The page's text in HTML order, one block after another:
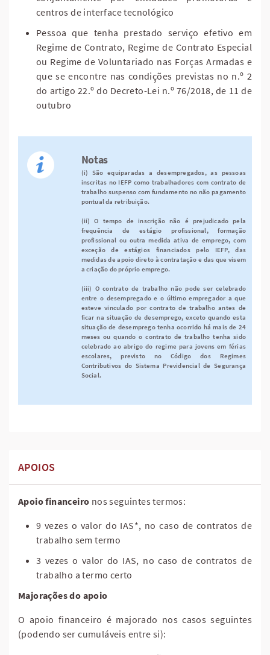
centros de interface tecnológico
Pessoa que tenha prestado serviço efetivo em
Regime de Contrato, Regime de Contrato Especial
ou Regime de Voluntariado nas Forças Armadas e
que se encontre nas condições previstas no n.º 2
do artigo 22.º do Decreto-Lei n.º 76/2018, de 11 de
outubro
Notas
(i) São equiparadas a desempregados, as pessoas
inscritas no IEFP como trabalhadores com contrato de
trabalho suspenso com fundamento no não pagamento
pontual da retribuição.
(ii) O tempo de inscrição não é prejudicado pela
frequência de estágio profissional, formação
profissional ou outra medida ativa de emprego, com
exceção de estágios financiados pelo IEFP, das
medidas de apoio direto à contratação e das que visem
a criação do próprio emprego.
(iii) O contrato de trabalho não pode ser celebrado
entre o desempregado e o último empregador a que
esteve vinculado por contrato de trabalho antes de
ficar na situação de desemprego, exceto quando esta
situação de desemprego tenha ocorrido há mais de 24
meses ou quando o contrato de trabalho tenha sido
celebrado ao abrigo do regime para jovens em férias
escolares, previsto no Código dos Regimes
Contributivos do Sistema Previdencial de Segurança
Social.
APOIOS
Apoio financeiro nos seguintes termos:
9 vezes o valor do IAS*, no caso de contratos de
trabalho sem termo
3 vezes o valor do IAS, no caso de contratos de
trabalho a termo certo
Majorações do apoio
O apoio financeiro é majorado nos casos seguintes
(podendo ser cumuláveis entre si):